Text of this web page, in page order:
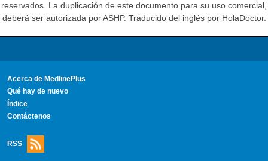
reservados. La duplicación de este documento para su uso comercial,
deberá ser autorizada por ASHP. Traducido del inglés por HolaDoctor.
Acerca de MedlinePlus
Qué hay de nuevo
Índice
Contáctenos
RSS